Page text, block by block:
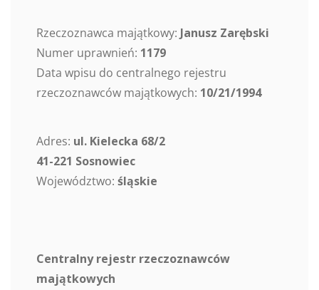
Rzeczoznawca majątkowy: Janusz Zarębski
Numer uprawnień: 1179
Data wpisu do centralnego rejestru
rzeczoznawców majątkowych: 10/21/1994
Adres: ul. Kielecka 68/2
41-221 Sosnowiec
Województwo: śląskie
Centralny rejestr rzeczoznawców
majątkowych